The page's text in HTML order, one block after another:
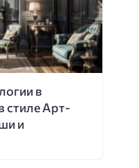
в
стиле Арт-
и